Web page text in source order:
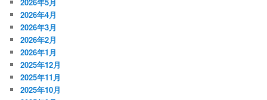
2026年4月
2026年3月
2026年2月
2026年1月
2025年12月
2025年11月
2025年10月